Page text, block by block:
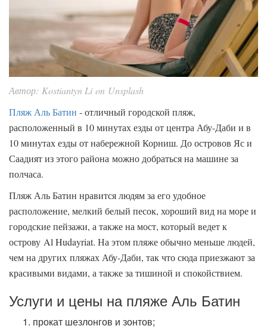
Автор: Kostiantyn Li on Unsplash
Пляж Аль Батин - отличный городской пляж,
расположенный в 10 минутах езды от центра Абу-Даби и в
10 минутах езды от набережной Корниш. До островов Яс и
Саадият из этого района можно добраться на машине за
полчаса.
Пляж Аль Батин нравится людям за его удобное
расположение, мелкий белый песок, хороший вид на море и
городские пейзажи, а также на мост, который ведет к
острову Al Hudayriat. На этом пляже обычно меньше людей,
чем на других пляжах Абу-Даби, так что сюда приезжают за
красивыми видами, а также за тишиной и спокойствием.
Услуги и цены на пляже Аль Батин
прокат шезлонгов и зонтов;